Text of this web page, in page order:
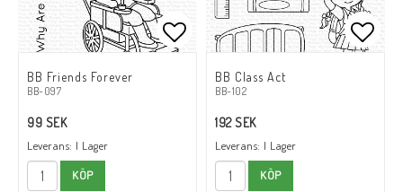
Lägg till i favoritlistan
Lägg till i favoritlistan
BB Friends Forever
BB-097
99 SEK
Leverans: I Lager
KÖP
BB Class Act
BB-102
192 SEK
Leverans: I Lager
KÖP